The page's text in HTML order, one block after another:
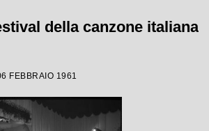
della canzone italiana
FEBBRAIO 1961